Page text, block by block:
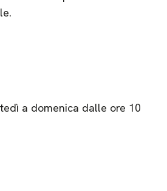
a domenica dalle ore 10